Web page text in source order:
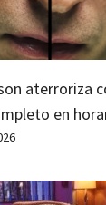
aterroriza
en